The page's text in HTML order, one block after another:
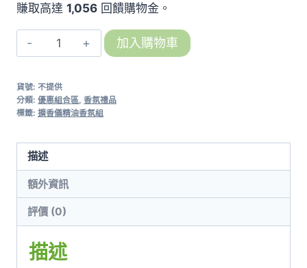
賺取高達 1,056 回饋購物金。
【沉
靜
氛】
奧
拉
擴
香
儀
精
油
香
加入購物車
貨號: 不提供
分類: 優惠組合區 香氛禮品
標籤: 擴香儀精油香氛組
描述
額外資訊
評價 (0)
描述